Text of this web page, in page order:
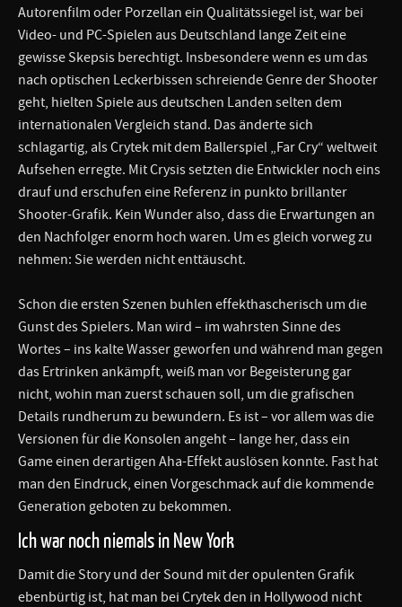
Autorenfilm oder Porzellan ein Qualitätssiegel ist, war bei
Video- und PC-Spielen aus Deutschland lange Zeit eine
gewisse Skepsis berechtigt. Insbesondere wenn es um das
nach optischen Leckerbissen schreiende Genre der Shooter
geht, hielten Spiele aus deutschen Landen selten dem
internationalen Vergleich stand. Das änderte sich
schlagartig, als Crytek mit dem Ballerspiel „Far Cry“ weltweit
Aufsehen erregte. Mit Crysis setzten die Entwickler noch eins
drauf und erschufen eine Referenz in punkto brillanter
Shooter-Grafik. Kein Wunder also, dass die Erwartungen an
den Nachfolger enorm hoch waren. Um es gleich vorweg zu
nehmen: Sie werden nicht enttäuscht.
Schon die ersten Szenen buhlen effekthascherisch um die
Gunst des Spielers. Man wird – im wahrsten Sinne des
Wortes – ins kalte Wasser geworfen und während man gegen
das Ertrinken ankämpft, weiß man vor Begeisterung gar
nicht, wohin man zuerst schauen soll, um die grafischen
Details rundherum zu bewundern. Es ist – vor allem was die
Versionen für die Konsolen angeht – lange her, dass ein
Game einen derartigen Aha-Effekt auslösen konnte. Fast hat
man den Eindruck, einen Vorgeschmack auf die kommende
Generation geboten zu bekommen.
Ich war noch niemals in New York
Damit die Story und der Sound mit der opulenten Grafik
ebenbürtig ist, hat man bei Crytek den in Hollywood nicht